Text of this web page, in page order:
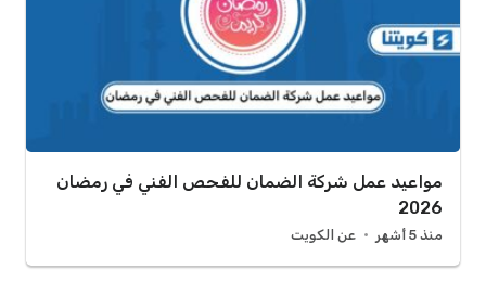
مواعيد عمل شركة الضمان للفحص الفني في رمضان
2026
منذ 5 أشهر عن الكويت